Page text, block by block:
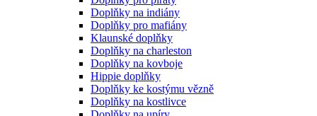
Doplňky na indiány
Doplňky pro mafiány
Klaunské doplňky
Doplňky na charleston
Doplňky na kovboje
Hippie doplňky
Doplňky ke kostýmu vězně
Doplňky na kostlivce